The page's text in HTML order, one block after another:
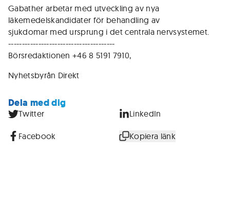
Gabather arbetar med utveckling av nya
läkemedelskandidater för behandling av
sjukdomar med ursprung i det centrala nervsystemet.
---------------------------------------
Börsredaktionen +46 8 5191 7910,
Nyhetsbyrån Direkt
Dela med dig
Twitter LinkedIn
Facebook Kopiera länk